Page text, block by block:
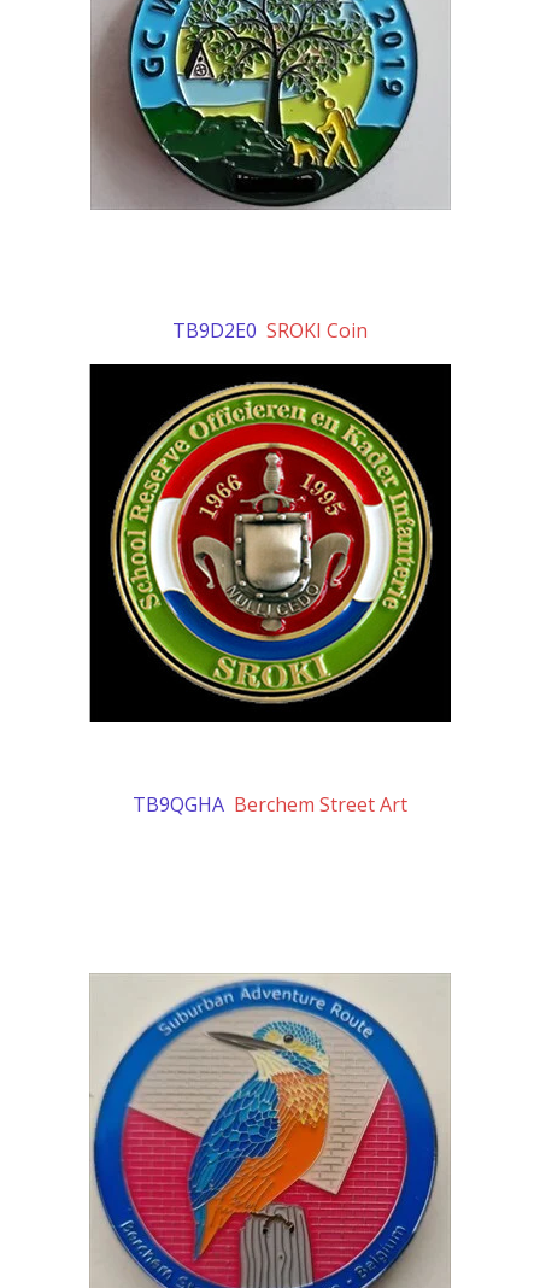
TB9D2E0 SROKI Coin
TB9QGHA Berchem Street Art